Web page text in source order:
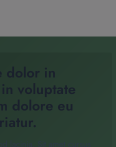
dolor in
voluptate
dolore eu
lacinia. Sit amet cursus